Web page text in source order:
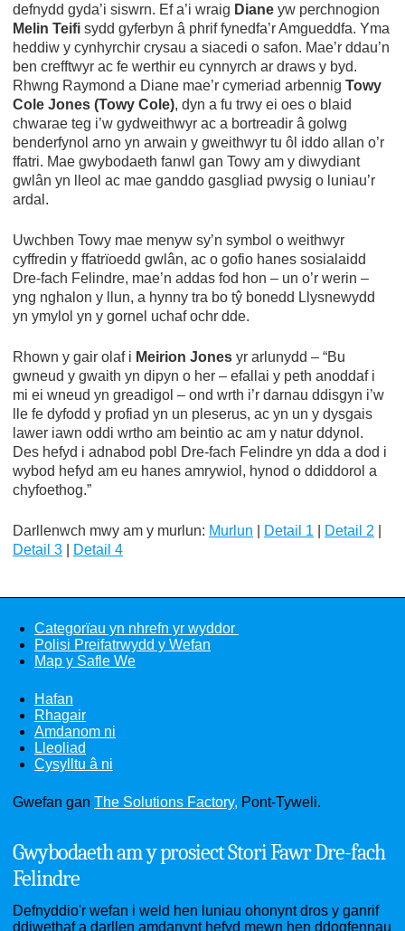
defnydd gyda’i siswrn. Ef a’i wraig Diane yw perchnogion
Melin Teifi sydd gyferbyn â phrif fynedfa’r Amgueddfa. Yma
heddiw y cynhyrchir crysau a siacedi o safon. Mae’r ddau’n
ben crefftwyr ac fe werthir eu cynnyrch ar draws y byd.
Rhwng Raymond a Diane mae’r cymeriad arbennig Towy
Cole Jones (Towy Cole), dyn a fu trwy ei oes o blaid
chwarae teg i’w gydweithwyr ac a bortreadir â golwg
benderfynol arno yn arwain y gweithwyr tu ôl iddo allan o’r
ffatri. Mae gwybodaeth fanwl gan Towy am y diwydiant
gwlân yn lleol ac mae ganddo gasgliad pwysig o luniau’r
ardal.
Uwchben Towy mae menyw sy’n symbol o weithwyr
cyffredin y ffatrïoedd gwlân, ac o gofio hanes sosialaidd
Dre-fach Felindre, mae’n addas fod hon – un o’r werin –
yng nghalon y llun, a hynny tra bo tŷ bonedd Llysnewydd
yn ymylol yn y gornel uchaf ochr dde.
Rhown y gair olaf i Meirion Jones yr arlunydd – “Bu
gwneud y gwaith yn dipyn o her – efallai y peth anoddaf i
mi ei wneud yn greadigol – ond wrth i’r darnau ddisgyn i’w
lle fe dyfodd y profiad yn un pleserus, ac yn un y dysgais
lawer iawn oddi wrtho am beintio ac am y natur ddynol.
Des hefyd i adnabod pobl Dre-fach Felindre yn dda a dod i
wybod hefyd am eu hanes amrywiol, hynod o ddiddorol a
chyfoethog.”
Darllenwch mwy am y murlun: Murlun Detail 1 Detail 2
Detail 3
Detail 4
Categorïau yn nhrefn yr wyddor
Polisi Preifatrwydd y Wefan
Map y Safle We
Hafan
Rhagair
Amdanom ni
Lleoliad
Cysylltu â ni
Gwefan gan The Solutions Factory, Pont-Tyweli.
Gwybodaeth am y prosiect Stori Fawr Dre-fach
Felindre
Defnyddio'r wefan i weld hen luniau ohonynt dros y ganrif
ddiwethaf a darllen amdanynt hefyd mewn hen ddogfennau